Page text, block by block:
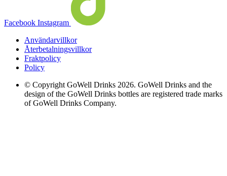
Facebook Instagram
Användarvillkor
Återbetalningsvillkor
Fraktpolicy
Policy
© Copyright GoWell Drinks 2026. GoWell Drinks and the
design of the GoWell Drinks bottles are registered trade marks
of GoWell Drinks Company.